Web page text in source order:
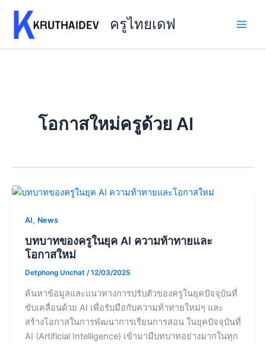
content
ครูไทยเดฟ
โอกาสใหม่ครูด้วย AI
AI, News
บทบาทของครูในยุค AI ความท้าทายและ
โอกาสใหม่
Detphong Unchat /12/03/2025
ค้นหาข้อมูลและแนวทางการปรับตัวของครูในยุคปัจจุบันที่
ขับเคลื่อนด้วย AI เพื่อรับมือกับความท้าทายใหม่ๆ และ
สร้างโอกาสในการพัฒนาการเรียนการสอน ในยุคปัจจุบันที่
AI (Artificial Intelligence) เข้ามามีบทบาทอย่างมากในทุก